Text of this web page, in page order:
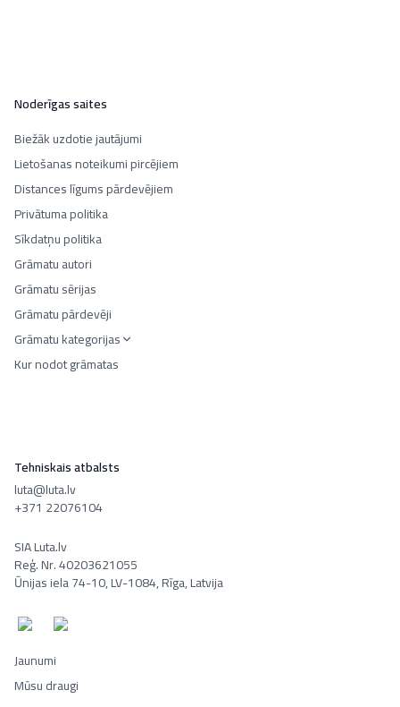
Noderīgas saites
Biežāk uzdotie jautājumi
Lietošanas noteikumi pircējiem
Distances līgums pārdevējiem
Privātuma politika
Sīkdatņu politika
Grāmatu autori
Grāmatu sērijas
Grāmatu pārdevēji
Grāmatu kategorijas
Kur nodot grāmatas
Tehniskais atbalsts
luta@luta.lv
+371 22076104
SIA Luta.lv
Reģ. Nr. 40203621055
Ūnijas iela 74-10, LV-1084, Rīga, Latvija
Jaunumi
Mūsu draugi